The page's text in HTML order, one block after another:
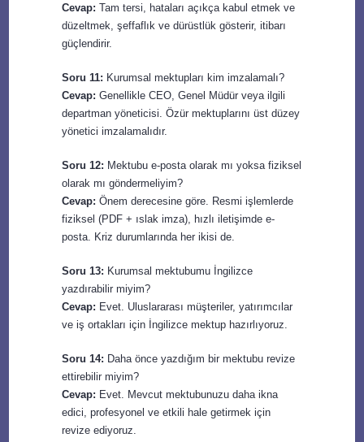
Cevap: Tam tersi, hataları açıkça kabul etmek ve
düzeltmek, şeffaflık ve dürüstlük gösterir, itibarı
güçlendirir.
Soru 11: Kurumsal mektupları kim imzalamalı?
Cevap: Genellikle CEO, Genel Müdür veya ilgili
departman yöneticisi. Özür mektuplarını üst düzey
yönetici imzalamalıdır.
Soru 12: Mektubu e-posta olarak mı yoksa fiziksel
olarak mı göndermeliyim?
Cevap: Önem derecesine göre. Resmi işlemlerde
fiziksel (PDF + ıslak imza), hızlı iletişimde e-
posta. Kriz durumlarında her ikisi de.
Soru 13: Kurumsal mektubumu İngilizce
yazdırabilir miyim?
Cevap: Evet. Uluslararası müşteriler, yatırımcılar
ve iş ortakları için İngilizce mektup hazırlıyoruz.
Soru 14: Daha önce yazdığım bir mektubu revize
ettirebilir miyim?
Cevap: Evet. Mevcut mektubunuzu daha ikna
edici, profesyonel ve etkili hale getirmek için
revize ediyoruz.